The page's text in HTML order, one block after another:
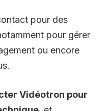
pour des
pour gérer
ou encore
Vidéotron pour